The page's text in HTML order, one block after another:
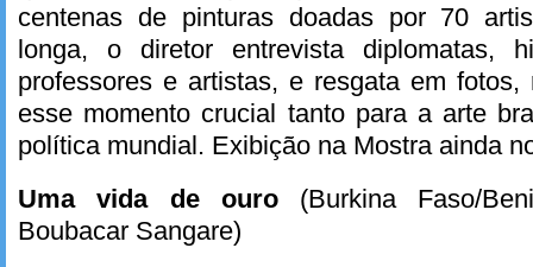
centenas de pinturas doadas por 70
longa, o diretor entrevista diplomatas,
professores e artistas, e resgata em fotos,
esse momento crucial tanto para a arte
política mundial. Exibição na Mostra ainda
Uma vida de ouro (Burkina Faso/
Boubacar Sangare)